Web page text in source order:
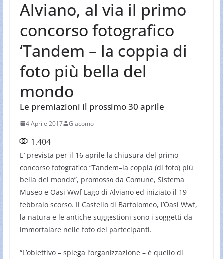
Alviano, al via il primo
concorso fotografico
‘Tandem – la coppia di
foto più bella del
mondo
Le premiazioni il prossimo 30 aprile
4 Aprile 2017 Giacomo
1.404
E’ prevista per il 16 aprile la chiusura del primo
concorso fotografico “Tandem–la coppia (di foto) più
bella del mondo”, promosso da Comune, Sistema
Museo e Oasi Wwf Lago di Alviano ed iniziato il 19
febbraio scorso. Il Castello di Bartolomeo, l’Oasi Wwf,
la natura e le antiche suggestioni sono i soggetti da
immortalare nelle foto dei partecipanti.
“L’obiettivo – spiega l’organizzazione – è quello di